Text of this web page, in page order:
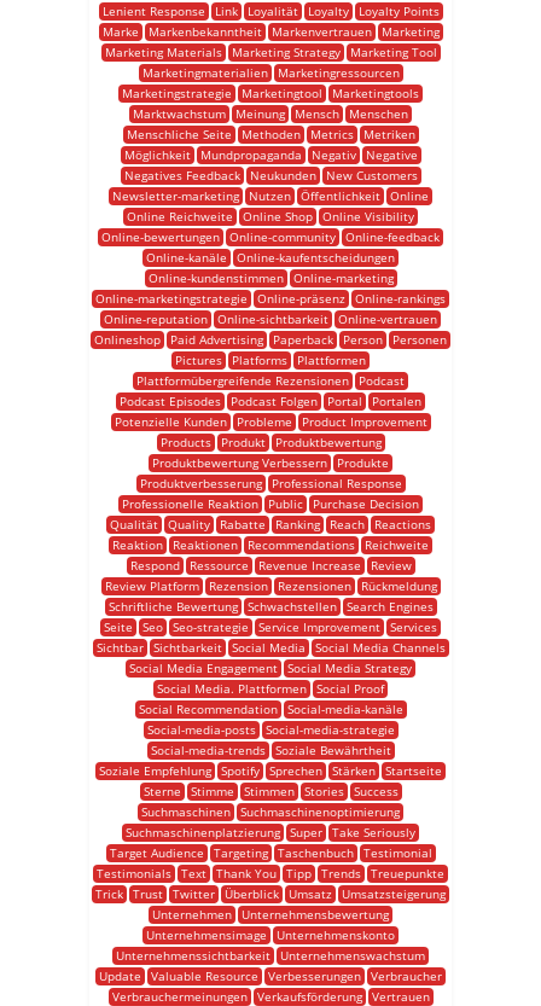
Lenient Response Link Loyalität Loyalty
Loyalty Points
Marke
Markenbekanntheit Markenvertrauen
Marketing
Marketing Materials
Marketing Strategy
Marketing Tool
Marketingmaterialien
Marketingressourcen
Marketingstrategie
Marketingtool
Marketingtools
Marktwachstum
Meinung Mensch
Menschen
Menschliche Seite
Methoden Metrics
Metriken
Möglichkeit
Mundpropaganda Negativ
Negative
Negatives Feedback
Neukunden
New Customers
Newsletter-marketing
Nutzen Öffentlichkeit Online
Online Reichweite
Online Shop Online Visibility
Online-bewertungen Online-community Online-feedback
Online-kanäle
Online-kaufentscheidungen
Online-kundenstimmen
Online-marketing
Online-marketingstrategie
Online-präsenz Online-rankings
Online-reputation Online-sichtbarkeit Online-vertrauen
Onlineshop
Paid Advertising Paperback Person
Personen
Pictures
Platforms
Plattformen
Plattformübergreifende Rezensionen
Podcast
Podcast Episodes
Podcast Folgen Portal
Portalen
Potenzielle Kunden
Probleme
Product Improvement
Products
Produkt
Produktbewertung
Produktbewertung Verbessern
Produkte
Produktverbesserung
Professional Response
Professionelle Reaktion
Public
Purchase Decision
Qualität Quality Rabatte Ranking Reach
Reactions
Reaktion
Reaktionen Recommendations
Reichweite
Respond
Ressource Revenue Increase
Review
Review Platform
Rezension Rezensionen
Rückmeldung
Schriftliche Bewertung
Schwachstellen
Search Engines
Seite
Seo Seo-strategie Service Improvement Services
Sichtbar
Sichtbarkeit Social Media
Social Media Channels
Social Media Engagement Social Media Strategy
Social Media. Plattformen Social Proof
Social Recommendation
Social-media-kanäle
Social-media-posts
Social-media-strategie
Social-media-trends
Soziale Bewährtheit
Soziale Empfehlung Spotify Sprechen Stärken Startseite
Sterne
Stimme Stimmen Stories
Success
Suchmaschinen Suchmaschinenoptimierung
Suchmaschinenplatzierung Super Take Seriously
Target Audience
Targeting Taschenbuch
Testimonial
Testimonials Text Thank You Tipp Trends Treuepunkte
Trick Trust Twitter Überblick Umsatz
Umsatzsteigerung
Unternehmen
Unternehmensbewertung
Unternehmensimage
Unternehmenskonto
Unternehmenssichtbarkeit
Unternehmenswachstum
Update
Valuable Resource Verbesserungen Verbraucher
Verbrauchermeinungen
Verkaufsförderung
Vertrauen